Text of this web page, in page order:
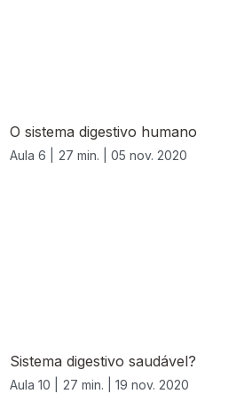
O sistema digestivo humano
Aula 6 | 27 min. | 05 nov. 2020
Sistema digestivo saudável?
Aula 10 | 27 min. | 19 nov. 2020